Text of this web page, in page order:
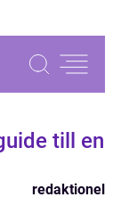
till en
redaktionel